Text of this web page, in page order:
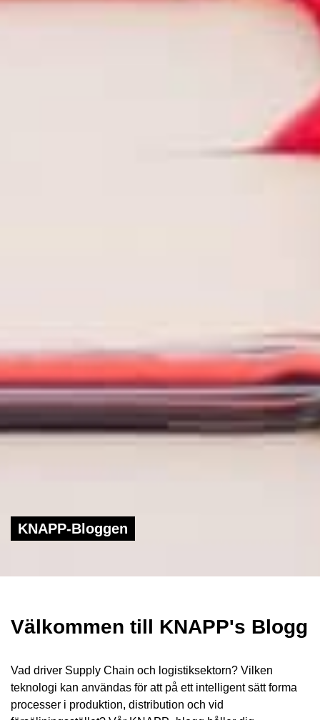
KNAPP-Bloggen
Välkommen till KNAPP's Blogg
Vad driver Supply Chain och logistiksektorn? Vilken
teknologi kan användas för att på ett intelligent sätt forma
processer i produktion, distribution och vid